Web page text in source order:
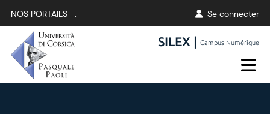
NOS PORTAILS : Se connecter
SILEX |Campus Numérique